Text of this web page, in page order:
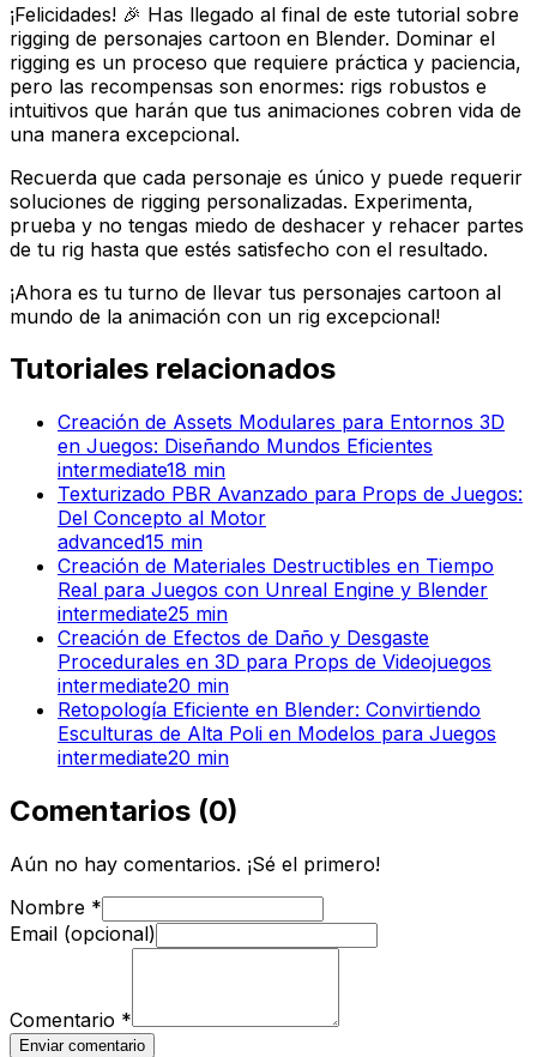
¡Felicidades! 🎉 Has llegado al final de este tutorial sobre
rigging de personajes cartoon en Blender. Dominar el
rigging es un proceso que requiere práctica y paciencia,
pero las recompensas son enormes: rigs robustos e
intuitivos que harán que tus animaciones cobren vida de
una manera excepcional.
Recuerda que cada personaje es único y puede requerir
soluciones de rigging personalizadas. Experimenta,
prueba y no tengas miedo de deshacer y rehacer partes
de tu rig hasta que estés satisfecho con el resultado.
¡Ahora es tu turno de llevar tus personajes cartoon al
mundo de la animación con un rig excepcional!
Tutoriales relacionados
Creación de Assets Modulares para Entornos 3D
en Juegos: Diseñando Mundos Eficientes
intermediate18 min
Texturizado PBR Avanzado para Props de Juegos:
Del Concepto al Motor
advanced15 min
Creación de Materiales Destructibles en Tiempo
Real para Juegos con Unreal Engine y Blender
intermediate25 min
Creación de Efectos de Daño y Desgaste
Procedurales en 3D para Props de Videojuegos
intermediate20 min
Retopología Eficiente en Blender: Convirtiendo
Esculturas de Alta Poli en Modelos para Juegos
intermediate20 min
Comentarios (0)
Aún no hay comentarios. ¡Sé el primero!
Nombre *
Email (opcional)
Comentario *
Enviar comentario